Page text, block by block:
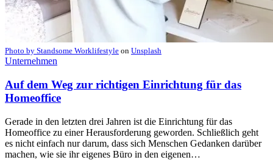
Photo by Standsome Worklifestyle on Unsplash
Unternehmen
Auf dem Weg zur richtigen Einrichtung für das
Homeoffice
Gerade in den letzten drei Jahren ist die Einrichtung für das
Homeoffice zu einer Herausforderung geworden. Schließlich geht
es nicht einfach nur darum, dass sich Menschen Gedanken darüber
machen, wie sie ihr eigenes Büro in den eigenen…